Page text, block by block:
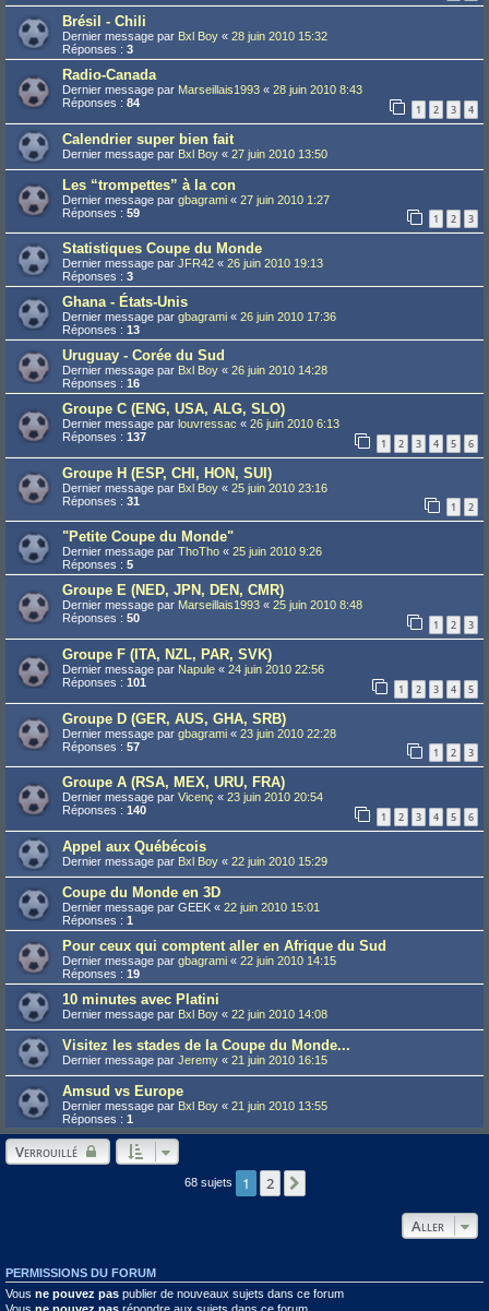
Brésil - Chili
Dernier message par Bxl Boy « 28 juin 2010 15:32
Réponses : 3
Radio-Canada
Dernier message par Marseillais1993 « 28 juin 2010 8:43
Réponses : 84 1 2 3 4
Calendrier super bien fait
Dernier message par Bxl Boy « 27 juin 2010 13:50
Les “trompettes” à la con
Dernier message par gbagrami « 27 juin 2010 1:27
Réponses : 59 1 2 3
Statistiques Coupe du Monde
Dernier message par JFR42 « 26 juin 2010 19:13
Réponses : 3
Ghana - États-Unis
Dernier message par gbagrami « 26 juin 2010 17:36
Réponses : 13
Uruguay - Corée du Sud
Dernier message par Bxl Boy « 26 juin 2010 14:28
Réponses : 16
Groupe C (ENG, USA, ALG, SLO)
Dernier message par louvressac « 26 juin 2010 6:13
Réponses : 137 1 2 3 4 5 6
Groupe H (ESP, CHI, HON, SUI)
Dernier message par Bxl Boy « 25 juin 2010 23:16
Réponses : 31 1 2
"Petite Coupe du Monde"
Dernier message par ThoTho « 25 juin 2010 9:26
Réponses : 5
Groupe E (NED, JPN, DEN, CMR)
Dernier message par Marseillais1993 « 25 juin 2010 8:48
Réponses : 50 1 2 3
Groupe F (ITA, NZL, PAR, SVK)
Dernier message par Napule « 24 juin 2010 22:56
Réponses : 101 1 2 3 4 5
Groupe D (GER, AUS, GHA, SRB)
Dernier message par gbagrami « 23 juin 2010 22:28
Réponses : 57 1 2 3
Groupe A (RSA, MEX, URU, FRA)
Dernier message par Vicenç « 23 juin 2010 20:54
Réponses : 140 1 2 3 4 5 6
Appel aux Québécois
Dernier message par Bxl Boy « 22 juin 2010 15:29
Coupe du Monde en 3D
Dernier message par GEEK « 22 juin 2010 15:01
Réponses : 1
Pour ceux qui comptent aller en Afrique du Sud
Dernier message par gbagrami « 22 juin 2010 14:15
Réponses : 19
10 minutes avec Platini
Dernier message par Bxl Boy « 22 juin 2010 14:08
Visitez les stades de la Coupe du Monde...
Dernier message par Jeremy « 21 juin 2010 16:15
Amsud vs Europe
Dernier message par Bxl Boy « 21 juin 2010 13:55
Réponses : 1
Verrouillé
68 sujets 1 2
Aller
PERMISSIONS DU FORUM
Vous ne pouvez pas publier de nouveaux sujets dans ce forum